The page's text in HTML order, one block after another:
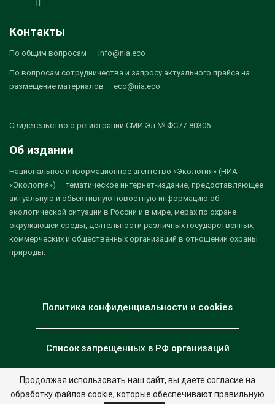
Контакты
По общим вопросам — info@nia.eco
По вопросам сотрудничества и запросу актуального прайса на
размещение материалов — eco@nia.eco
Свидетельство о регистрации СМИ Эл № ФС77-80306
Об издании
Национальное информационное агентство «Экология» (НИА
«Экология») — тематическое интернет-издание, предоставляющее
актуальную и объективную новостную информацию об
экологической ситуации в России и в мире, мерах по охране
окружающей среды, деятельности различных государственных,
коммерческих и общественных организаций в отношении охраны
природы.
Политика конфиденциальности и cookies
Список запрещенных в РФ организаций
© 2026 - НИА "Экология". Все права защищены. Дизайн:nia.eco
Продолжая использовать наш сайт, вы даете согласие на
обработку файлов cookie, которые обеспечивают правильную